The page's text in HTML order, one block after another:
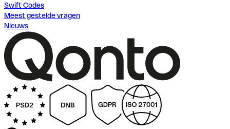
Swift Codes
Meest gestelde vragen
Nieuws